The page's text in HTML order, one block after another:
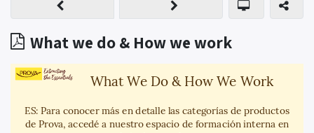
What we do & How we work